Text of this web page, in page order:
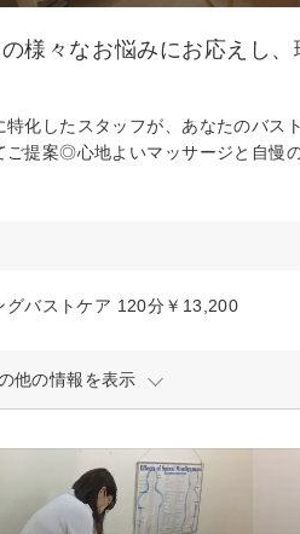
様々なお悩みにお応えし
特化したスタッフが、あなたのバ
提案◎心地よいマッサージと自慢
グバストケア 120分￥13,200
他の情報を表示